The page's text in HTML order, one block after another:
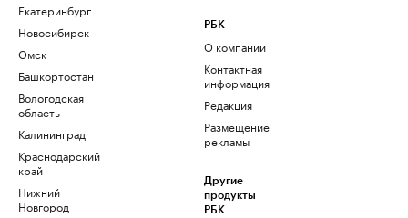
Екатеринбург
Новосибирск
Омск
Башкортостан
Вологодская
область
Калининград
Краснодарский
край
Нижний
Новгород
РБК
О компании
Контактная
информация
Редакция
Размещение
рекламы
Другие
продукты
РБК